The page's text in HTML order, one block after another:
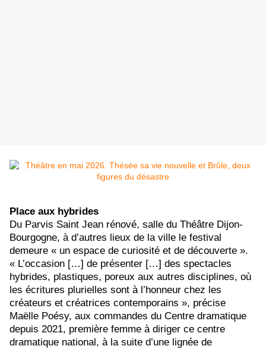
Place aux hybrides
Du Parvis Saint Jean rénové, salle du Théâtre Dijon-
Bourgogne, à d’autres lieux de la ville le festival
demeure « un espace de curiosité et de découverte ».
« L’occasion […] de présenter […] des spectacles
hybrides, plastiques, poreux aux autres disciplines, où
les écritures plurielles sont à l’honneur chez les
créateurs et créatrices contemporains », précise
Maëlle Poésy, aux commandes du Centre dramatique
depuis 2021, première femme à diriger ce centre
dramatique national, à la suite d’une lignée de